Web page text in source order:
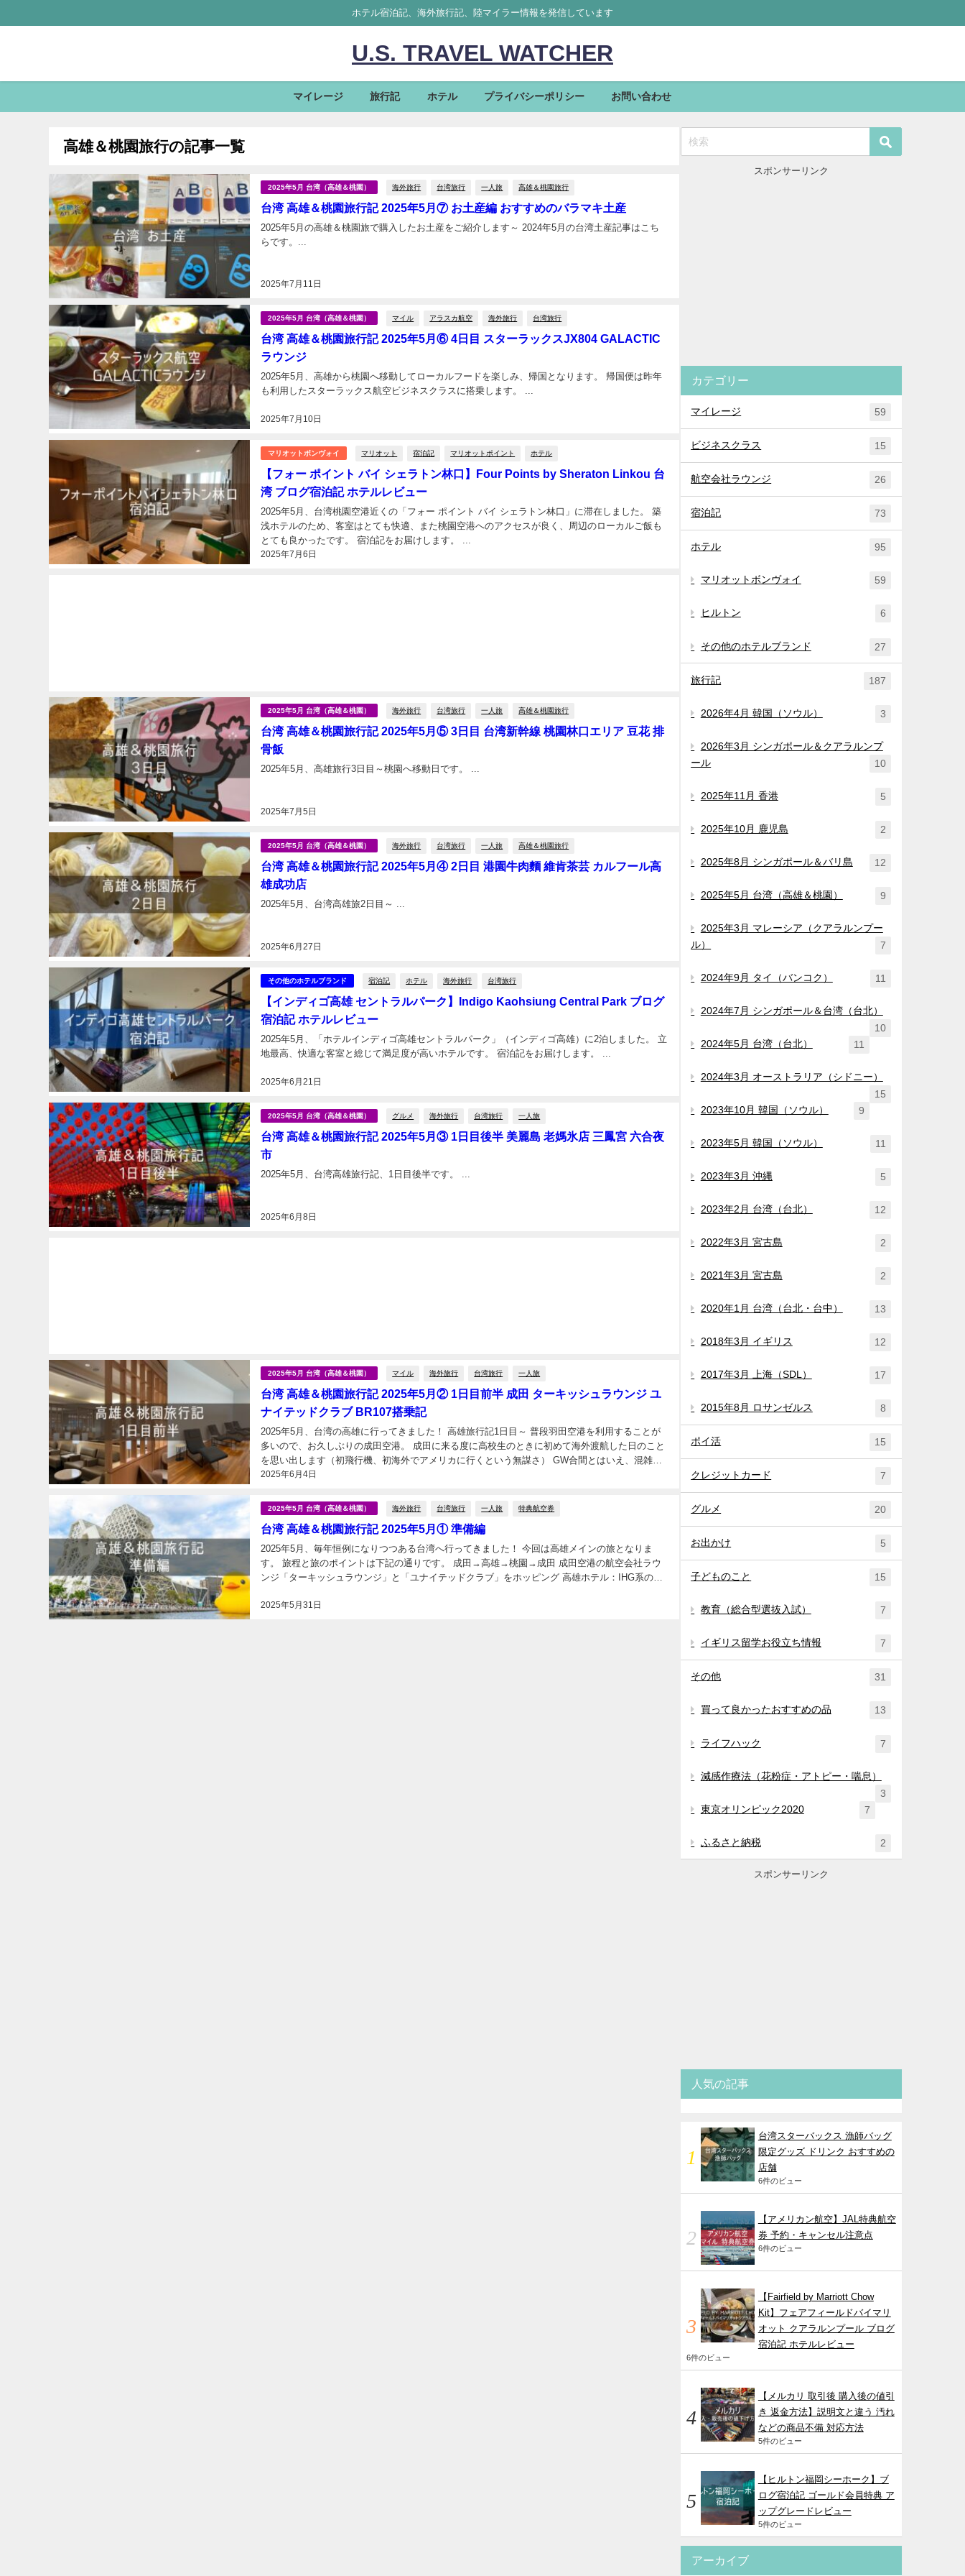
ホテル宿泊記、海外旅行記、陸マイラー情報を発信しています
U.S. TRAVEL WATCHER
マイレージ 旅行記 ホテル プライバシーポリシー お問い合わせ
高雄＆桃園旅行の記事一覧
2025年5月 台湾（高雄＆桃園） 海外旅行 台湾旅行 一人旅 高雄＆桃園旅行
台湾 高雄＆桃園旅行記 2025年5月⑦ お土産編 おすすめのバラマキ土産
2025年7月11日
2025年5月の高雄＆桃園旅で購入したお土産をご紹介します～ 2024年5月の台湾土産記事はこち
らです。...
2025年5月 台湾（高雄＆桃園） マイル アラスカ航空 海外旅行 台湾旅行
台湾 高雄＆桃園旅行記 2025年5月⑥ 4日目 スターラックスJX804 GALACTIC
ラウンジ
2025年7月10日
2025年5月、高雄から桃園へ移動してローカルフードを楽しみ、帰国となります。 帰国便は昨年
マリオットボンヴォイ マリオット 宿泊記 マリオットポイント ホテル
【フォー ポイント バイ シェラトン林口】Four Points by Sheraton Linkou 台
湾 ブログ宿泊記 ホテルレビュー
2025年7月6日
2025年5月、台湾桃園空港近くの「フォー ポイント バイ シェラトン林口」に滞在しました。 築
浅ホテルのため、客室はとても快適、また桃園空港へのアクセスが良く、周辺のローカルご飯も
2025年5月 台湾（高雄＆桃園） 海外旅行 台湾旅行 一人旅 高雄＆桃園旅行
台湾 高雄＆桃園旅行記 2025年5月⑤ 3日目 台湾新幹線 桃園林口エリア 豆花 排
骨飯
2025年7月5日
2025年5月 台湾（高雄＆桃園） 海外旅行 台湾旅行 一人旅 高雄＆桃園旅行
台湾 高雄＆桃園旅行記 2025年5月④ 2日目 港園牛肉麵 維肯茶芸 カルフール高
雄成功店
2025年6月27日
2025年5月、台湾高雄旅2日目～ ...
その他のホテルブランド 宿泊記 ホテル 海外旅行 台湾旅行
【インディゴ高雄 セントラルパーク】Indigo Kaohsiung Central Park ブログ
宿泊記 ホテルレビュー
2025年6月21日
2025年5月、「ホテルインディゴ高雄セントラルパーク」（インディゴ高雄）に2泊しました。 立
2025年5月 台湾（高雄＆桃園） グルメ 海外旅行 台湾旅行 一人旅
台湾 高雄＆桃園旅行記 2025年5月③ 1日目後半 美麗島 老媽氷店 三鳳宮 六合夜
市
2025年6月8日
2025年5月 台湾（高雄＆桃園） マイル 海外旅行 台湾旅行 一人旅
台湾 高雄＆桃園旅行記 2025年5月② 1日目前半 成田 ターキッシュラウンジ ユ
ナイテッドクラブ BR107搭乗記
2025年6月4日
2025年5月、台湾の高雄に行ってきました！ 高雄旅行記1日目～ 普段羽田空港を利用することが
多いので、お久しぶりの成田空港。 成田に来る度に高校生のときに初めて海外渡航した日のこと
を思い出します（初飛行機、初海外でアメリカに行くという無謀さ） GW合間とはいえ、混雑を
想定して3時間前に成田に到着したところ、エバー航...
2025年5月 台湾（高雄＆桃園） 海外旅行 台湾旅行 一人旅 特典航空券
台湾 高雄＆桃園旅行記 2025年5月① 準備編
2025年5月31日
2025年5月、毎年恒例になりつつある台湾へ行ってきました！ 今回は高雄メインの旅となりま
す。 旅程と旅のポイントは下記の通りです。 成田→高雄→桃園→成田 成田空港の航空会社ラウ
ンジ「ターキッシュラウンジ」と「ユナイテッドクラブ」をホッピング 高雄ホテル：IHG系の
スポンサーリンク
カテゴリー
マイレージ 59
ビジネスクラス 15
航空会社ラウンジ 26
宿泊記 73
ホテル 95
マリオットボンヴォイ 59
ヒルトン 6
その他のホテルブランド 27
旅行記 187
2026年4月 韓国（ソウル） 3
2026年3月 シンガポール＆クアラルンプ
ール
10
2025年11月 香港 5
2025年10月 鹿児島 2
2025年8月 シンガポール＆バリ島 12
2025年5月 台湾（高雄＆桃園） 9
2025年3月 マレーシア（クアラルンプー
ル）
7
2024年9月 タイ（バンコク） 11
2024年7月 シンガポール＆台湾（台北）
10
2024年5月 台湾（台北）
11
2024年3月 オーストラリア（シドニー）
15
2023年10月 韓国（ソウル）
9
2023年5月 韓国（ソウル） 11
2023年3月 沖縄 5
2023年2月 台湾（台北） 12
2022年3月 宮古島 2
2021年3月 宮古島 2
2020年1月 台湾（台北・台中） 13
2018年3月 イギリス 12
2017年3月 上海（SDL） 17
2015年8月 ロサンゼルス 8
ポイ活 15
クレジットカード 7
グルメ 20
お出かけ 5
子どものこと 15
教育（総合型選抜入試） 7
イギリス留学お役立ち情報 7
その他 31
買って良かったおすすめの品 13
ライフハック 7
減感作療法（花粉症・アトピー・喘息）
3
東京オリンピック2020
7
ふるさと納税 2
スポンサーリンク
人気の記事
台湾スターバックス 漁師バッグ
限定グッズ ドリンク おすすめの
店舗
6件のビュー
【アメリカン航空】JAL特典航空
券 予約・キャンセル注意点
6件のビュー
【Fairfield by Marriott Chow
Kit】フェアフィールドバイマリ
オット クアラルンプール ブログ
宿泊記 ホテルレビュー
6件のビュー
【メルカリ 取引後 購入後の値引
き 返金方法】説明文と違う 汚れ
などの商品不備 対応方法
5件のビュー
【ヒルトン福岡シーホーク】ブ
ログ宿泊記 ゴールド会員特典 ア
ップグレードレビュー
5件のビュー
アーカイブ